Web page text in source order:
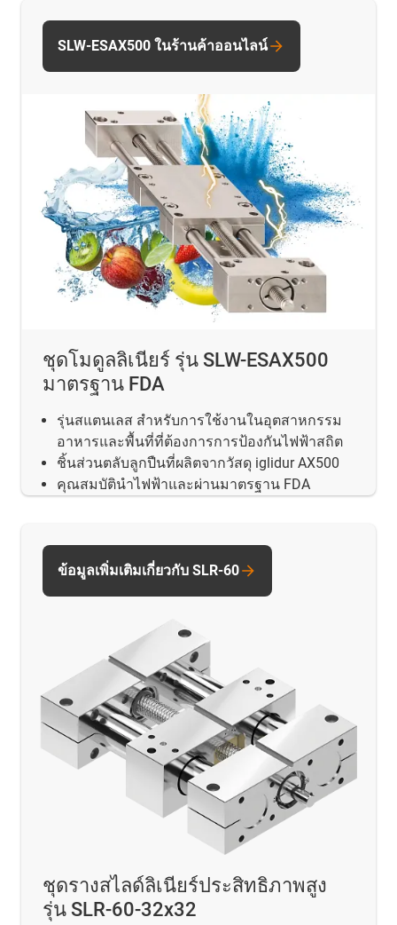
ชุดโมดูลลิเนียร์ รุ่น SLW-ESAX500
มาตรฐาน FDA
รุ่นสแตนเลส สำหรับการใช้งานในอุตสาหกรรม
อาหารและพื้นที่ที่ต้องการการป้องกันไฟฟ้าสถิต
ชิ้นส่วนตลับลูกปืนที่ผลิตจากวัสดุ iglidur AX500
คุณสมบัตินำไฟฟ้าและผ่านมาตรฐาน FDA
SLW-ESAX500 ในร้านค้าออนไลน์
ชุดรางสไลด์ลิเนียร์ประสิทธิภาพสูง
รุ่น SLR-60-32x32
ข้อมูลเพิ่มเติมเกี่ยวกับ SLR-60